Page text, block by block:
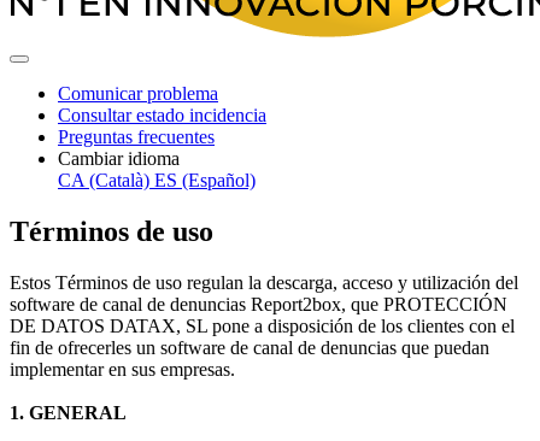
Comunicar problema
Consultar estado incidencia
Preguntas frecuentes
Cambiar idioma
CA (Català) ES (Español)
Términos de uso
Estos Términos de uso regulan la descarga, acceso y utilización del
software de canal de denuncias Report2box, que PROTECCIÓN
DE DATOS DATAX, SL pone a disposición de los clientes con el
fin de ofrecerles un software de canal de denuncias que puedan
implementar en sus empresas.
1. GENERAL